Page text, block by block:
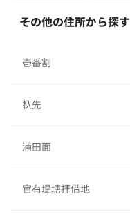
その他の住所から探す
壱番割
杁先
浦田面
官有堤塘拝借地